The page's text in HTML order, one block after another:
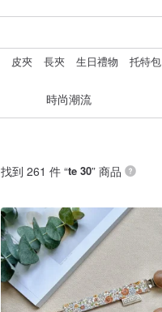
皮夾 長夾 生日禮物 托特包
時尚潮流
找到 261 件 “te 30” 商品